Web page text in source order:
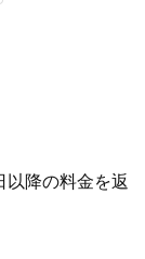
以降の料金を返